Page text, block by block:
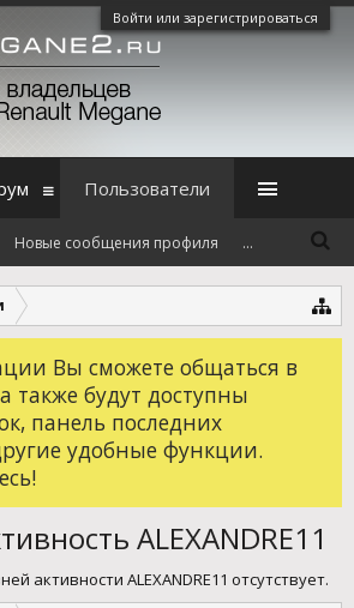
Войти или зарегистрироваться
Вы сможете общаться в
также будут доступны
панель последних
удобные функции.
ALEXANDRE11
активности ALEXANDRE11 отсутствует.
Пользователи
Новые сообщения профиля ...